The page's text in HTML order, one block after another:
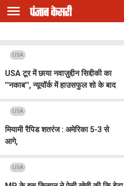
USA
USA टूर में छाया नवाज़ुद्दीन सिद्दीकी का
''नकाब'', न्यूयॉर्क में हाउसफुल शो के बाद
USA
मियामी रैपिड शतरंज : अमेरिका 5-3 से
आगे,
USA